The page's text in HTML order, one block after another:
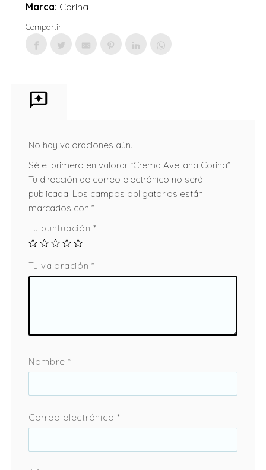
Marca: Corina
Compartir
No hay valoraciones aún.
Sé el primero en valorar “Crema Avellana Corina”
Tu dirección de correo electrónico no será
publicada. Los campos obligatorios están
marcados con *
Tu puntuación*
Tu valoración*
Nombre*
Correo electrónico*